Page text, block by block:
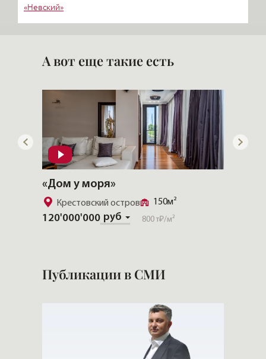
«Невский»
А вот еще такие есть
«Дом у моря»
120'000'000 руб 800 т₽/м²
150м²
Крестовский остров
Публикации в СМИ